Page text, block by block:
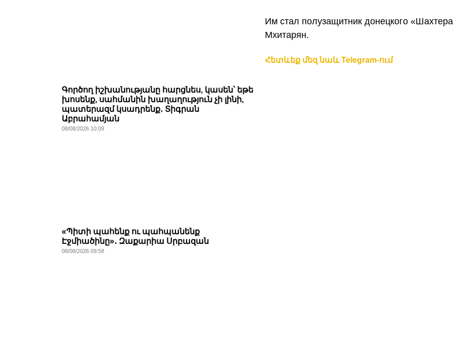
Գործող իշխանությանը հարցնես, կասեն՝ եթե
խոսենք, սահմանին խաղաղություն չի լինի,
պատերազմ կսադրենք․ Տիգրան
Աբրահամյան
08/08/2026 10:09
«Պիտի պահենք ու պահպանենք
Էջմիածինը»․ Զաքարիա Սրբազան
08/08/2026 09:58
Им стал полузащитник донецкого
Мхитарян.
Հետևեք մեզ նաև Telegram-ում